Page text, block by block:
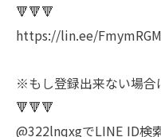
🔻🔻🔻
https://lin.ee/FmymRGM
※もし登録出来ない場合
🔻🔻🔻
@322lnqxgでLINE ID検